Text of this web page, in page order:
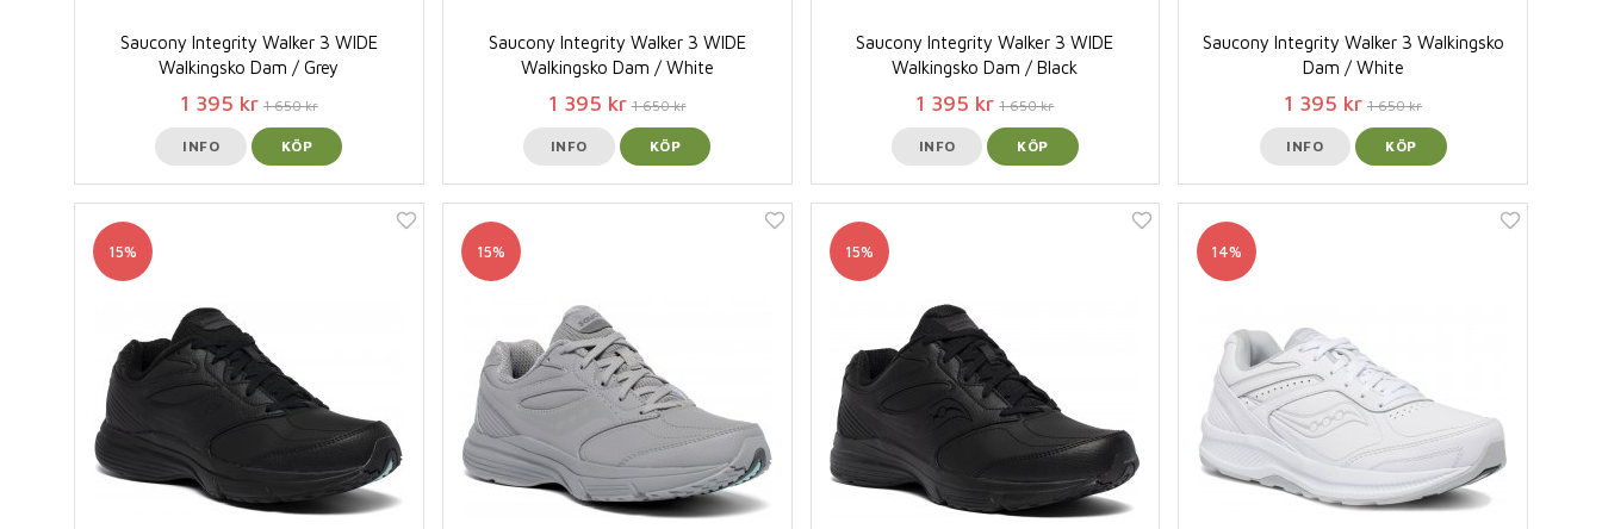
Saucony Integrity Walker 3 WIDE
Walkingsko Dam / Grey
1 395 kr 1 650 kr
INFO KÖP
Saucony Integrity Walker 3 WIDE
Walkingsko Dam / White
1 395 kr 1 650 kr
INFO KÖP
Saucony Integrity Walker 3 WIDE
Walkingsko Dam / Black
1 395 kr 1 650 kr
INFO KÖP
Saucony Integrity Walker 3 Walkingsko
Dam / White
1 395 kr 1 650 kr
INFO KÖP
15% 15% 15% 14%